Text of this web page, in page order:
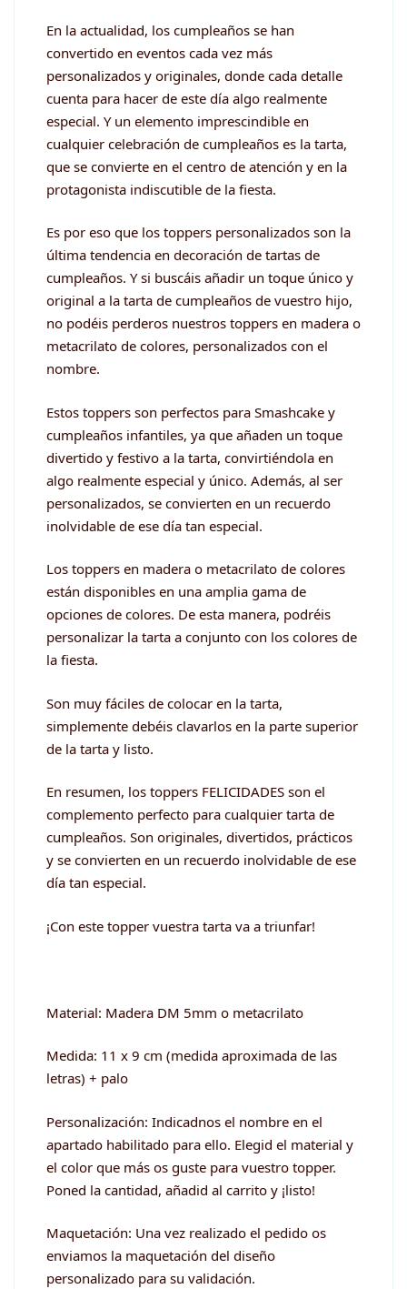
En la actualidad, los cumpleaños se han
convertido en eventos cada vez más
personalizados y originales, donde cada detalle
cuenta para hacer de este día algo realmente
especial. Y un elemento imprescindible en
cualquier celebración de cumpleaños es la tarta,
que se convierte en el centro de atención y en la
protagonista indiscutible de la fiesta.
Es por eso que los toppers personalizados son la
última tendencia en decoración de tartas de
cumpleaños. Y si buscáis añadir un toque único y
original a la tarta de cumpleaños de vuestro hijo,
no podéis perderos nuestros toppers en madera o
metacrilato de colores, personalizados con el
nombre.
Estos toppers son perfectos para Smashcake y
cumpleaños infantiles, ya que añaden un toque
divertido y festivo a la tarta, convirtiéndola en
algo realmente especial y único. Además, al ser
personalizados, se convierten en un recuerdo
inolvidable de ese día tan especial.
Los toppers en madera o metacrilato de colores
están disponibles en una amplia gama de
opciones de colores. De esta manera, podréis
personalizar la tarta a conjunto con los colores de
la fiesta.
Son muy fáciles de colocar en la tarta,
simplemente debéis clavarlos en la parte superior
de la tarta y listo.
En resumen, los toppers FELICIDADES son el
complemento perfecto para cualquier tarta de
cumpleaños. Son originales, divertidos, prácticos
y se convierten en un recuerdo inolvidable de ese
día tan especial.
¡Con este topper vuestra tarta va a triunfar!
Material: Madera DM 5mm o metacrilato
Medida: 11 x 9 cm (medida aproximada de las
letras) + palo
Personalización: Indicadnos el nombre en el
apartado habilitado para ello. Elegid el material y
el color que más os guste para vuestro topper.
Poned la cantidad, añadid al carrito y ¡listo!
Maquetación: Una vez realizado el pedido os
enviamos la maquetación del diseño
personalizado para su validación.